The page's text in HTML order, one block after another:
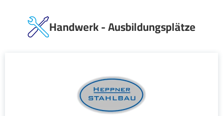
Handwerk - Ausbildungsplätze